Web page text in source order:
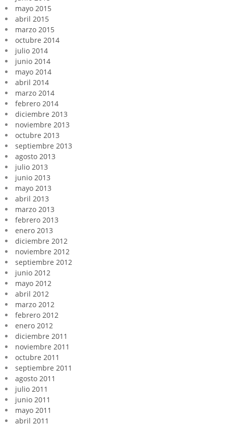
mayo 2015
abril 2015
marzo 2015
octubre 2014
julio 2014
junio 2014
mayo 2014
abril 2014
marzo 2014
febrero 2014
diciembre 2013
noviembre 2013
octubre 2013
septiembre 2013
agosto 2013
julio 2013
junio 2013
mayo 2013
abril 2013
marzo 2013
febrero 2013
enero 2013
diciembre 2012
noviembre 2012
septiembre 2012
junio 2012
mayo 2012
abril 2012
marzo 2012
febrero 2012
enero 2012
diciembre 2011
noviembre 2011
octubre 2011
septiembre 2011
agosto 2011
julio 2011
junio 2011
mayo 2011
abril 2011